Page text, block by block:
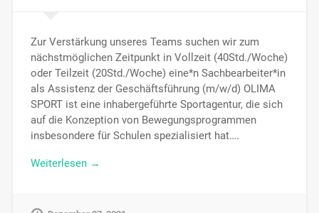
Zur Verstärkung unseres Teams suchen wir zum
nächstmöglichen Zeitpunkt in Vollzeit (40Std./Woche)
oder Teilzeit (20Std./Woche) eine*n Sachbearbeiter*in
als Assistenz der Geschäftsführung (m/w/d) OLIMA
SPORT ist eine inhabergeführte Sportagentur, die sich
auf die Konzeption von Bewegungsprogrammen
insbesondere für Schulen spezialisiert hat….
Weiterlesen →